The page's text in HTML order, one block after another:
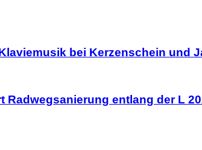
bei Kerzenschein und
entlang der L